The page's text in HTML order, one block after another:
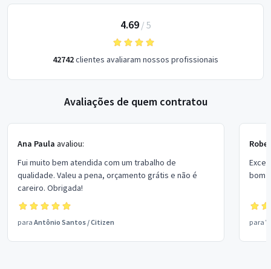
4.69/ 5
42742clientes avaliaram nossos profissionais
Avaliações de quem contratou
Ana Paula avaliou:
Fui muito bem atendida com um trabalho de
qualidade. Valeu a pena, orçamento grátis e não é
careiro. Obrigada!
para Antônio Santos /Citizen
bom
para